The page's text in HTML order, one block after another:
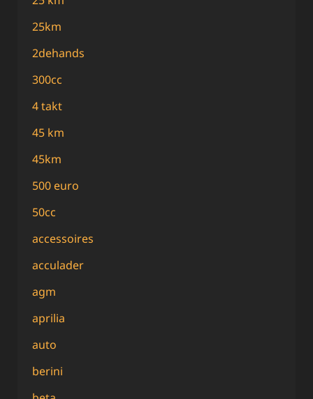
25km
2dehands
300cc
4 takt
45 km
45km
500 euro
50cc
accessoires
acculader
agm
aprilia
auto
berini